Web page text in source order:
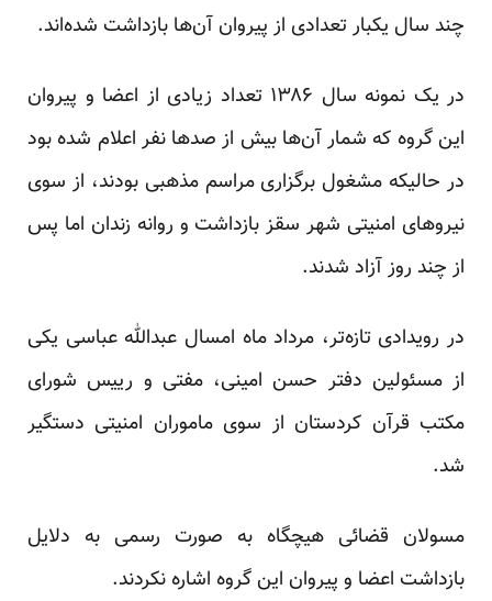
چند سال یکبار تعدادی از پیروان آن‌ها بازداشت شده‌اند.
در یک نمونه سال ۱۳۸۶ تعداد زیادی از اعضا و پیروان
این گروه که شمار آن‌ها بیش از صد‌ها نفر اعلام شده بود
در حالیکه مشغول برگزاری مراسم مذهبی بودند، از سوی
نیروهای امنیتی شهر سقز بازداشت و روانه زندان اما پس
از چند روز آزاد شدند.
در رویدادی تازه‌تر، مرداد ماه امسال عبدالله عباسی یکی
از مسئولین دفتر حسن امینی، مفتی و رییس شورای
مکتب قرآن کردستان از سوی ماموران امنیتی دستگیر
شد.
مسولان قضائی هیچگاه به صورت رسمی به دلایل
بازداشت اعضا و پیروان این گروه اشاره نکردند.